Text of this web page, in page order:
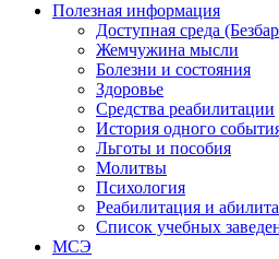
Полезная информация
Доступная среда
Жемчужина мысли
Болезни и состояния
Здоровье
Средства реабилитации
История одного
Льготы и пособия
Молитвы
Психология
Реабилитация и
Список учебных
МСЭ